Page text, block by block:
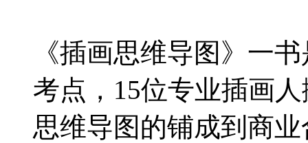
《插画思维导图》一
考点，15位专业插画
思维导图的铺成到商